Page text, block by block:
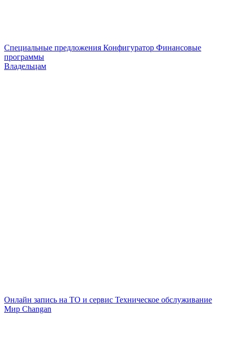
Специальные предложения Конфигуратор Финансовые
программы
Владельцам
Онлайн запись на ТО и сервис Техническое обслуживание
Мир Changan